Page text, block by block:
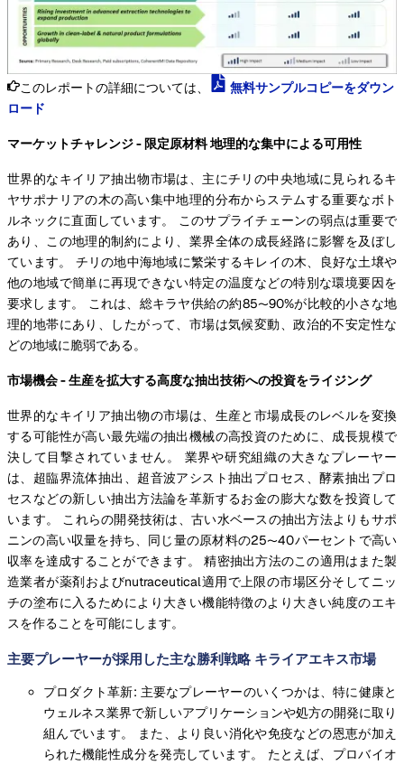
このレポートの詳細については、
無料サンプルコピーをダウン
ロード
マーケットチャレンジ - 限定原材料 地理的な集中による可用性
世界的なキイリア抽出物市場は、主にチリの中央地域に見られるキ
ヤサポナリアの木の高い集中地理的分布からステムする重要なボト
ルネックに直面しています。 このサプライチェーンの弱点は重要で
あり、この地理的制約により、業界全体の成長経路に影響を及ぼし
ています。 チリの地中海地域に繁栄するキレイの木、良好な土壌や
他の地域で簡単に再現できない特定の温度などの特別な環境要因を
要求します。 これは、総キラヤ供給の約85〜90%が比較的小さな地
理的地帯にあり、したがって、市場は気候変動、政治的不安定性な
どの地域に脆弱である。
市場機会 - 生産を拡大する高度な抽出技術への投資をライジング
世界的なキイリア抽出物の市場は、生産と市場成長のレベルを変換
する可能性が高い最先端の抽出機械の高投資のために、成長規模で
決して目撃されていません。 業界や研究組織の大きなプレーヤー
は、超臨界流体抽出、超音波アシスト抽出プロセス、酵素抽出プロ
セスなどの新しい抽出方法論を革新するお金の膨大な数を投資して
います。 これらの開発技術は、古い水ベースの抽出方法よりもサポ
ニンの高い収量を持ち、同じ量の原材料の25〜40パーセントで高い
収率を達成することができます。 精密抽出方法のこの適用はまた製
造業者が薬剤およびnutraceutical適用で上限の市場区分そしてニッ
チの塗布に入るためにより大きい機能特徴のより大きい純度のエキ
スを作ることを可能にします。
主要プレーヤーが採用した主な勝利戦略 キライアエキス市場
プロダクト革新: 主要なプレーヤーのいくつかは、特に健康と
ウェルネス業界で新しいアプリケーションや処方の開発に取り
組んでいます。 また、より良い消化や免疫などの恩恵が加え
られた機能性成分を発売しています。 たとえば、プロバイオ